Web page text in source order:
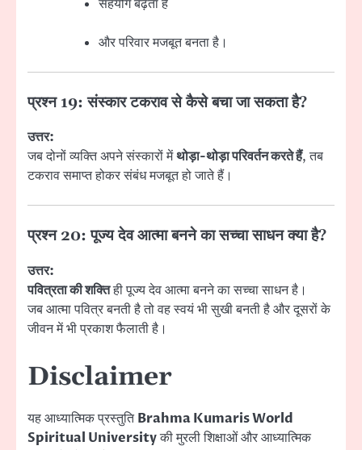
सहयोग बढ़ता है
और परिवार मजबूत बनता है।
प्रश्न 19: संस्कार टकराव से कैसे बचा जा सकता है?
उत्तर:
जब दोनों व्यक्ति अपने संस्कारों मेंथोड़ा-थोड़ा परिवर्तन करते हैं, तब
टकराव समाप्त होकर संबंध मजबूत हो जाते हैं।
प्रश्न 20: पूज्य देव आत्मा बनने का सच्चा साधन क्या है?
उत्तर:
पवित्रता की शक्तिही पूज्य देव आत्मा बनने का सच्चा साधन है।
जब आत्मा पवित्र बनती है तो वह स्वयं भी सुखी बनती है और दूसरों के
जीवन में भी प्रकाश फैलाती है।
Disclaimer
यह आध्यात्मिक प्रस्तुतिBrahma Kumaris World
Spiritual Universityकी मुरली शिक्षाओं और आध्यात्मिक